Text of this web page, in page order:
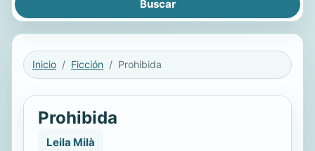
Inicio Ficción Prohibida
Prohibida
Leila Milà